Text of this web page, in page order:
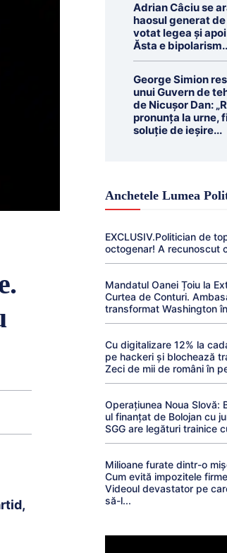
Adrian Câciu se
haosul generat de
votat legea și
Ăsta e
George Simion
unui Guvern de
de Nicușor Dan:
pronunța la urne,
soluție de ieșire...
Anchetele Lumea
EXCLUSIV.Politician de
octogenar! A recunoscut
Mandatul Oanei Țoiu la
Curtea de Conturi.
transformat Washington
Cu digitalizare 12% la
pe hackeri și blochează
Zeci de mii de români în
Operațiunea Noua Slovă:
ul finanțat de Bolojan cu
SGG are legături trainice
Milioane furate dintr-o
Cum evită impozitele
Videoul devastator pe
să-l...